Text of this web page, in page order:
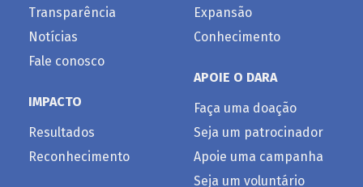
Transparência
Notícias
Fale conosco
IMPACTO
Resultados
Reconhecimento
Expansão
Conhecimento
APOIE O DARA
Faça uma doação
Seja um patrocinador
Apoie uma campanha
Seja um voluntário